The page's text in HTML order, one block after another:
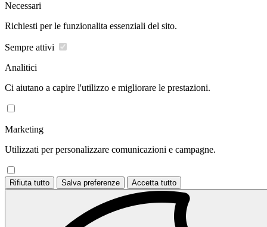
Necessari
Richiesti per le funzionalita essenziali del sito.
Sempre attivi
Analitici
Ci aiutano a capire l'utilizzo e migliorare le prestazioni.
Marketing
Utilizzati per personalizzare comunicazioni e campagne.
Rifiuta tutto Salva preferenze Accetta tutto